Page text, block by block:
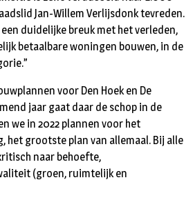
Jan-Willem Verlijsdonk tevreden.
duidelijke breuk met het verleden,
betaalbare woningen bouwen, in de
voor Den Hoek en De
jaar gaat daar de schop in de
we in 2022 plannen voor het
het grootste plan van allemaal. Bij alle
naar behoefte,
(groen, ruimtelijk en